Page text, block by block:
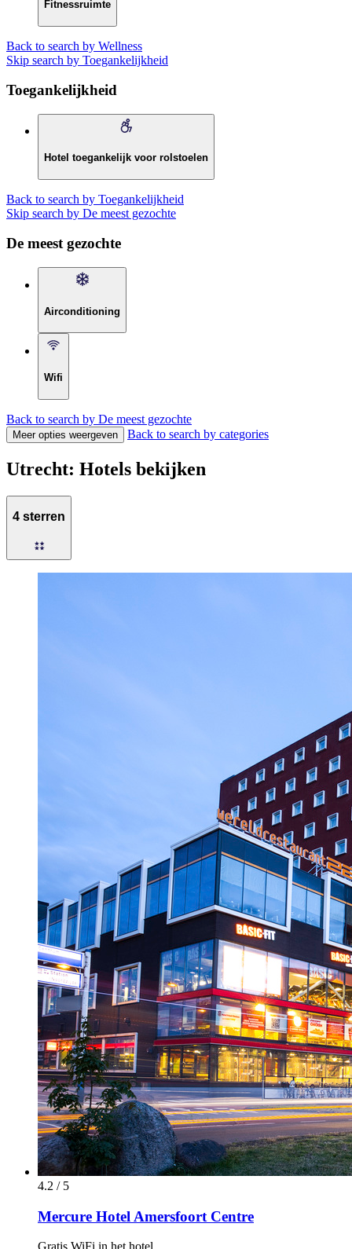
Fitnessruimte
Back to search by Wellness
Skip search by Toegankelijkheid
Toegankelijkheid
Hotel toegankelijk voor rolstoelen
Back to search by Toegankelijkheid
Skip search by De meest gezochte
De meest gezochte
Airconditioning
Wifi
Back to search by De meest gezochte
Meer opties weergeven Back to search by categories
Utrecht: Hotels bekijken
4 sterren
4.2 / 5
Mercure Hotel Amersfoort Centre